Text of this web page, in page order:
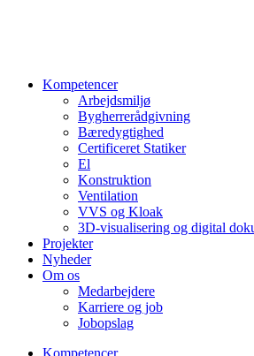
Kompetencer
Arbejdsmiljø
Bygherrerådgivning
Bæredygtighed
Certificeret Statiker
El
Konstruktion
Ventilation
VVS og Kloak
3D-visualisering og digital
Projekter
Nyheder
Om os
Medarbejdere
Karriere og job
Jobopslag
Kompetencer